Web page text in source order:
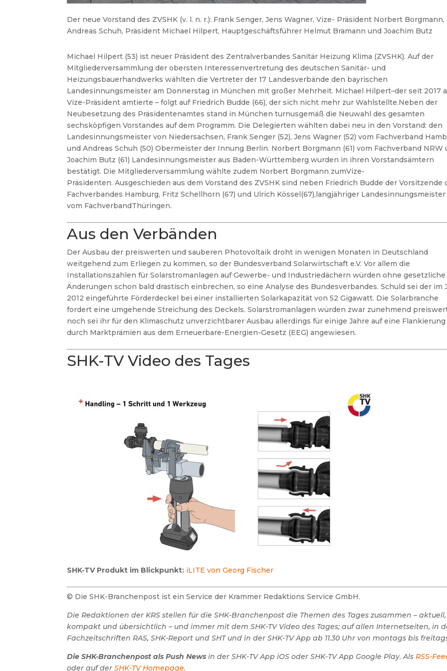
Der neue Vorstand des ZVSHK (v. l. n. r.): Frank Senger, Jens Wagner, Vize- Präsident Norbert Borgmann,
Andreas Schuh, Präsident Michael Hilpert, Hauptgeschäftsführer Helmut Bramann und Joachim Butz
Michael Hilpert (53) ist neuer Präsident des Zentralverbandes Sanitär Heizung Klima (ZVSHK). Auf der
Mitgliederversammlung der obersten Interessenvertretung des deutschen Sanitär- und
Heizungsbauerhandwerks wählten die Vertreter der 17 Landesverbände den bayrischen
Landesinnungsmeister am Donnerstag in München mit großer Mehrheit. Michael Hilpert–der seit 2017
Vize-Präsident amtierte – folgt auf Friedrich Budde (66), der sich nicht mehr zur Wahlstellte.Neben der
Neubesetzung des Präsidentenamtes stand in München turnusgemäßdie Neuwahl des gesamten
sechsköpfigen Vorstandes auf dem Programm. Die Delegierten wählten dabei neu in den Vorstand: den
Landesinnungsmeister von Niedersachsen, Frank Senger (52), Jens Wagner (52) vom Fachverband
und Andreas Schuh (50) Obermeister der Innung Berlin. Norbert Borgmann (61) vom Fachverband NRW
Joachim Butz (61) Landesinnungsmeister aus Baden-Württemberg wurden in ihren Vorstandsämtern
bestätigt. Die Mitgliederversammlung wählte zudem Norbert Borgmann zumVize-
Präsidenten.Ausgeschieden aus dem Vorstand des ZVSHK sind neben Friedrich Budde der Vorsitzende
Fachverbandes Hamburg, Fritz Schellhorn (67) und Ulrich Kössel(67),langjähriger Landesinnungsmeister
vom FachverbandThüringen.
Aus den Verbänden
Der Ausbau der preiswerten und sauberen Photovoltaik droht in wenigen Monaten in Deutschland
weitgehend zum Erliegen zu kommen, so der Bundesverband Solarwirtschaft e.V. Vor allem die
Installationszahlen für Solarstromanlagen auf Gewerbe- und Industriedächern würden ohne gesetzliche
Änderungen schon bald drastisch einbrechen, so eine Analyse des Bundesverbandes. Schuld sei der im
2012 eingeführte Förderdeckel bei einer installierten Solarkapazität von 52 Gigawatt. Die Solarbranche
fordert eine umgehende Streichung des Deckels. Solarstromanlagen würden zwar zunehmend
noch sei ihr für den Klimaschutz unverzichtbarer Ausbau allerdings für einige Jahre auf eine Flankierung
durch Marktprämien aus dem Erneuerbare-Energien-Gesetz (EEG) angewiesen.
SHK-TV Video des Tages
SHK-TV Produkt im Blickpunkt: iLITE von Georg Fischer
© Die SHK-Branchenpost ist ein Service der Krammer Redaktions Service GmbH.
Die Redaktionen der KRS stellen für die SHK-Branchenpost die Themen des Tages zusammen – aktuell,
kompakt und übersichtlich – und immer mit dem SHK-TV Video des Tages; auf allen Internetseiten, in
Fachzeitschriften RAS, SHK-Report und SHT und in der SHK-TV App ab 11.30 Uhr von montags bis
Die SHK-Branchenpost als Push News in der SHK-TV App iOS oder SHK-TV App Google Play. AlsRSS-
oder auf derSHK-TV Homepage.